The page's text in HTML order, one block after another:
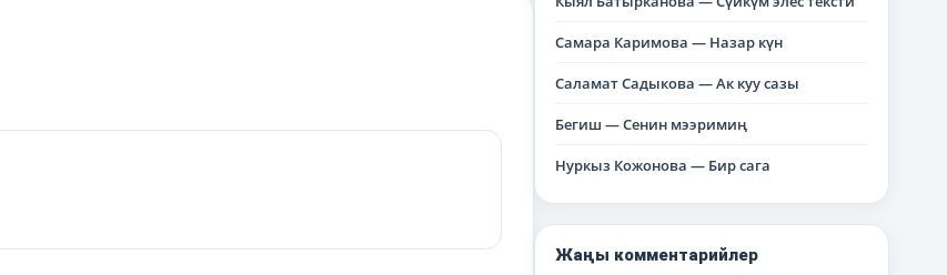
Самара Каримова — Назар күн
Саламат Садыкова — Ак куу сазы
Бегиш — Сенин мээримиң
Нуркыз Кожонова — Бир сага
Жаңы комментарийлер